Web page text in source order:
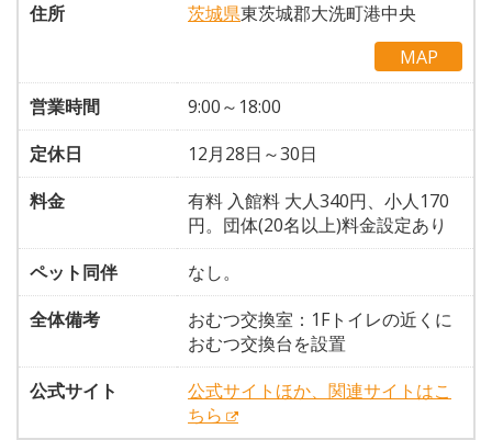
住所
茨城県東茨城郡大洗町港中央
MAP
営業時間
9:00～18:00
定休日
12月28日～30日
料金
有料 入館料 大人340円、小人170
円。団体(20名以上)料金設定あり
ペット同伴
なし。
全体備考
おむつ交換室：1Fトイレの近くに
おむつ交換台を設置
公式サイト
公式サイトほか、関連サイトはこ
ちら